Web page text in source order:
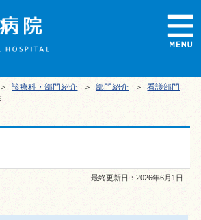
診療科・部門紹介 ＞部門紹介 ＞看護部門
最終更新日：2026年6月1日